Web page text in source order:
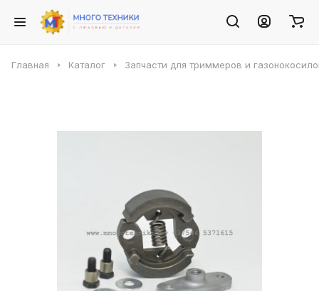
Главная Каталог Запчасти для триммеров и